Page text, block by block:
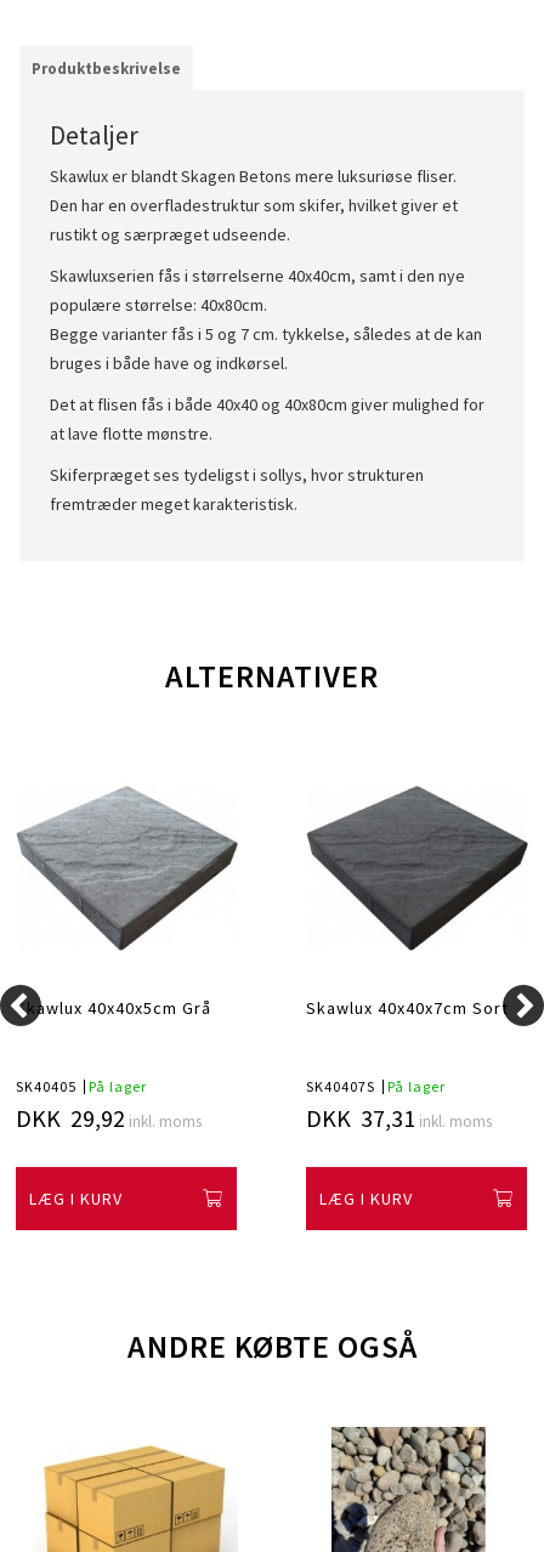
Produktbeskrivelse
Detaljer
Skawlux er blandt Skagen Betons mere luksuriøse fliser.
Den har en overfladestruktur som skifer, hvilket giver et
rustikt og særpræget udseende.
Skawluxserien fås i størrelserne 40x40cm, samt i den nye
populære størrelse: 40x80cm.
Begge varianter fås i 5 og 7 cm. tykkelse, således at de kan
bruges i både have og indkørsel.
Det at flisen fås i både 40x40 og 40x80cm giver mulighed for
at lave flotte mønstre.
Skiferpræget ses tydeligst i sollys, hvor strukturen
fremtræder meget karakteristisk.
ALTERNATIVER
Skawlux 40x40x5cm Grå
SK40405 På lager
DKK 29,92 inkl. moms
LÆG I KURV
Skawlux 40x40x7cm Sort
SK40407S På lager
DKK 37,31 inkl. moms
LÆG I KURV
ANDRE KØBTE OGSÅ